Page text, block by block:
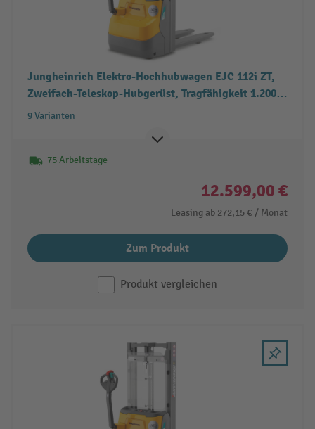
Jungheinrich Elektro-Hochhubwagen EJC 112i ZT,
Zweifach-Teleskop-Hubgerüst, Tragfähigkeit 1.200
kg
9 Varianten
75 Arbeitstage
12.599,00 €
Leasing ab 272,15 € / Monat
Zum Produkt
Produkt vergleichen